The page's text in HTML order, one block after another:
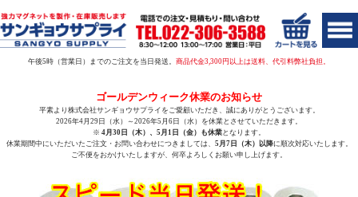
午後5時（営業日）までのご注文を当日発送。 商品代金3,300円以上は送料、代引料弊社負担。
ゴールデンウィーク休業のお知らせ
平素より株式会社サンギョウサプライをご愛顧いただき、誠にありがとうございます。
2026年4月29日（水）～2026年5月6日（水） を休業とさせていただきます。
※ 4月30日（木）、5月1日（金）も休業となります。
休業期間中にいただいたご注文・お問い合わせにつきましては、 5月7日（木）以降に順次対応いたします。
ご不便をおかけいたしますが、何卒よろしくお願い申し上げます。